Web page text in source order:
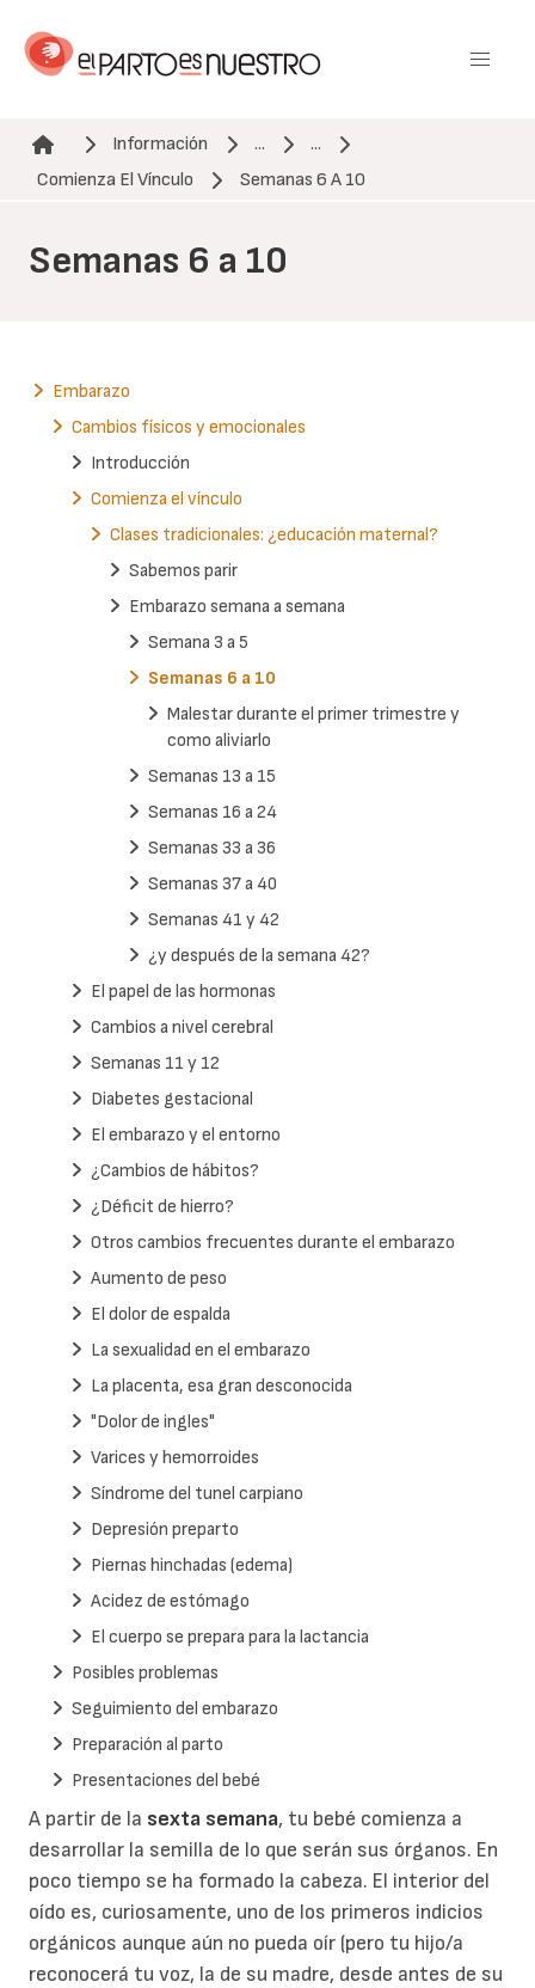
contenido
Ruta de navegación
Información ...
...
Comienza El Vínculo
Semanas 6 A 10
Semanas 6 a 10
A partir de la sexta semana, tu bebé comienza a
desarrollar la semilla de lo que serán sus órganos. En
poco tiempo se ha formado la cabeza. El interior del
oído es, curiosamente, uno de los primeros indicios
orgánicos aunque aún no pueda oír (pero tu hijo/a
reconocerá tu voz, la de su madre, desde antes de su
Embarazo
Cambios físicos y emocionales
Introducción
Comienza el vínculo
Clases tradicionales: ¿educación maternal?
Sabemos parir
Embarazo semana a semana
Semana 3 a 5
Semanas 6 a 10
Malestar durante el primer trimestre y
como aliviarlo
Semanas 13 a 15
Semanas 16 a 24
Semanas 33 a 36
Semanas 37 a 40
Semanas 41 y 42
¿y después de la semana 42?
El papel de las hormonas
Cambios a nivel cerebral
Semanas 11 y 12
Diabetes gestacional
El embarazo y el entorno
¿Cambios de hábitos?
¿Déficit de hierro?
Otros cambios frecuentes durante el embarazo
Aumento de peso
El dolor de espalda
La sexualidad en el embarazo
La placenta, esa gran desconocida
"Dolor de ingles"
Varices y hemorroides
Síndrome del tunel carpiano
Depresión preparto
Piernas hinchadas (edema)
Acidez de estómago
El cuerpo se prepara para la lactancia
Posibles problemas
Seguimiento del embarazo
Preparación al parto
Presentaciones del bebé